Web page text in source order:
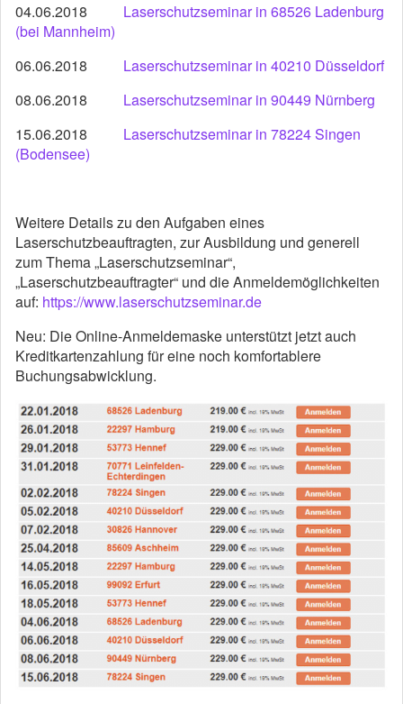
04.06.2018 Laserschutzseminar in 68526 Ladenburg
(bei Mannheim)
06.06.2018 Laserschutzseminar in 40210 Düsseldorf
08.06.2018 Laserschutzseminar in 90449 Nürnberg
15.06.2018 Laserschutzseminar in 78224 Singen
(Bodensee)
Weitere Details zu den Aufgaben eines
Laserschutzbeauftragten, zur Ausbildung und generell
zum Thema „Laserschutzseminar“,
„Laserschutzbeauftragter“ und die Anmeldemöglichkeiten
auf: https://www.laserschutzseminar.de
Neu: Die Online-Anmeldemaske unterstützt jetzt auch
Kreditkartenzahlung für eine noch komfortablere
Buchungsabwicklung.